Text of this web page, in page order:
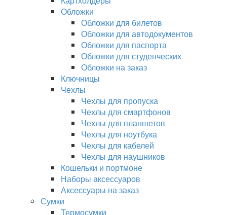
Обложки
Обложки для билетов
Обложки для автодокументов
Обложки для паспорта
Обложки для студенческих
Обложки на заказ
Ключницы
Чехлы
Чехлы для пропуска
Чехлы для смартфонов
Чехлы для планшетов
Чехлы для ноутбука
Чехлы для кабелей
Чехлы для наушников
Кошельки и портмоне
Наборы аксессуаров
Аксессуары на заказ
Сумки
Термосумки